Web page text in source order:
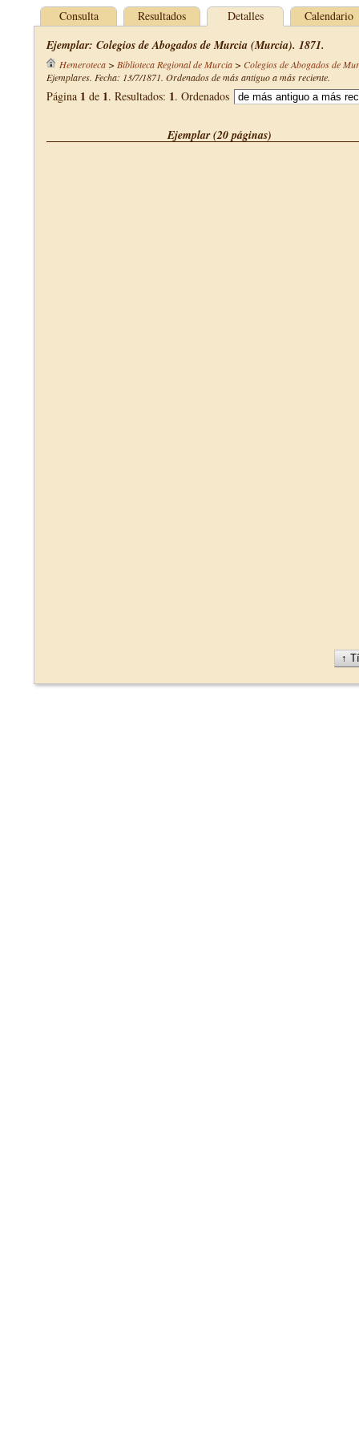
Consulta Resultados Detalles Calendario
Ejemplar: Colegios de Abogados de Murcia (Murcia). 1871.
Hemeroteca> Biblioteca Regional de Murcia> Colegios de Abogados de
Ejemplares. Fecha: 13/7/1871. Ordenados de más antiguo a más reciente.
Página 1 de 1. Resultados: 1. Ordenados
Ejemplar (20 páginas)